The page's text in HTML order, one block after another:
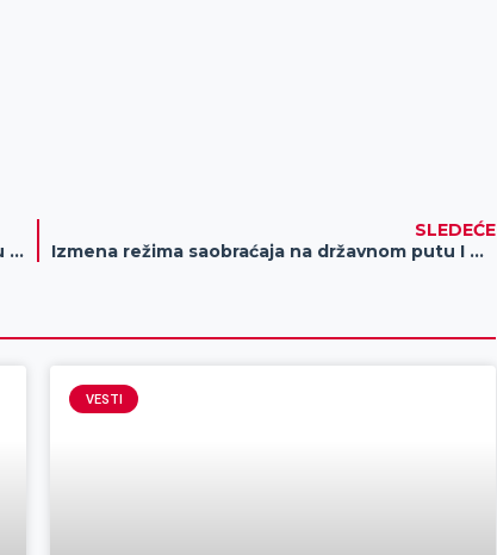
Zbog revizije trafostanica doći će do prekida u vodosnabdevanju
SLEDEĆE
Izmena režima saobraćaja na državnom putu I B reda broj 13, u Zrenjaninu
VESTI